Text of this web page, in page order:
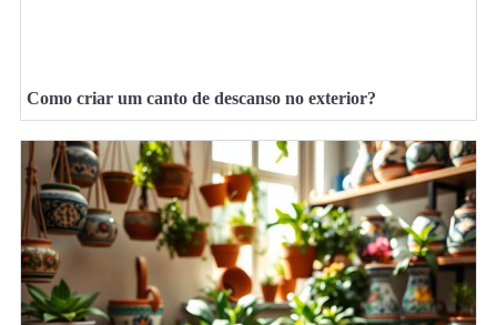
Como criar um canto de descanso no exterior?